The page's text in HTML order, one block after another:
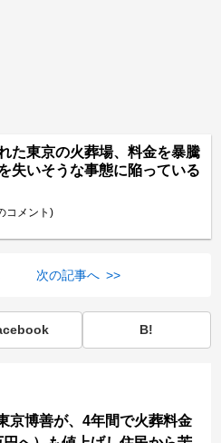
た東京の火葬場、料金を暴騰
失いそうな事態に陥っている
コメント)
次の記事へ >>
B!
京博善が、4年間で火葬料金